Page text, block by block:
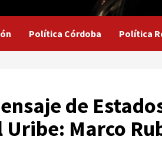
Política Córdoba Política
de
Uribe: Marco